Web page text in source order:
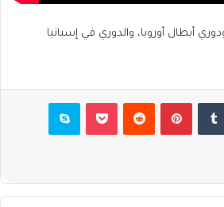
أبطال أوروبا، والدوري في إسبانيا
بينتيريست بوكيت سكايب